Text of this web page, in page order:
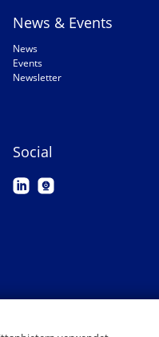
News & Events
News
Events
Newsletter
Social